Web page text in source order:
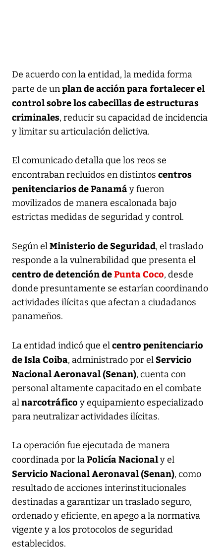
De acuerdo con la entidad, la medida forma
parte de unplan de acción para fortalecer el
control sobre los cabecillas de estructuras
criminales, reducir su capacidad de incidencia
y limitar su articulación delictiva.
El comunicado detalla que los reos se
encontraban recluidos en distintos centros
penitenciarios de Panamáy fueron
movilizados de manera escalonada bajo
estrictas medidas de seguridad y control.
Según elMinisterio de Seguridad, el traslado
responde a la vulnerabilidad que presenta el
centro de detención dePunta Coco, desde
donde presuntamente se estarían coordinando
actividades ilícitas que afectan a ciudadanos
panameños.
La entidad indicó que elcentro penitenciario
de Isla Coiba, administrado por el Servicio
Nacional Aeronaval (Senan), cuenta con
personal altamente capacitado en el combate
alnarcotráfico y equipamiento especializado
para neutralizar actividades ilícitas.
La operación fue ejecutada de manera
coordinada por laPolicía Nacionaly el
Servicio Nacional Aeronaval (Senan), como
resultado de acciones interinstitucionales
destinadas a garantizar un traslado seguro,
ordenado y eficiente, en apego a la normativa
vigente y a los protocolos de seguridad
establecidos.